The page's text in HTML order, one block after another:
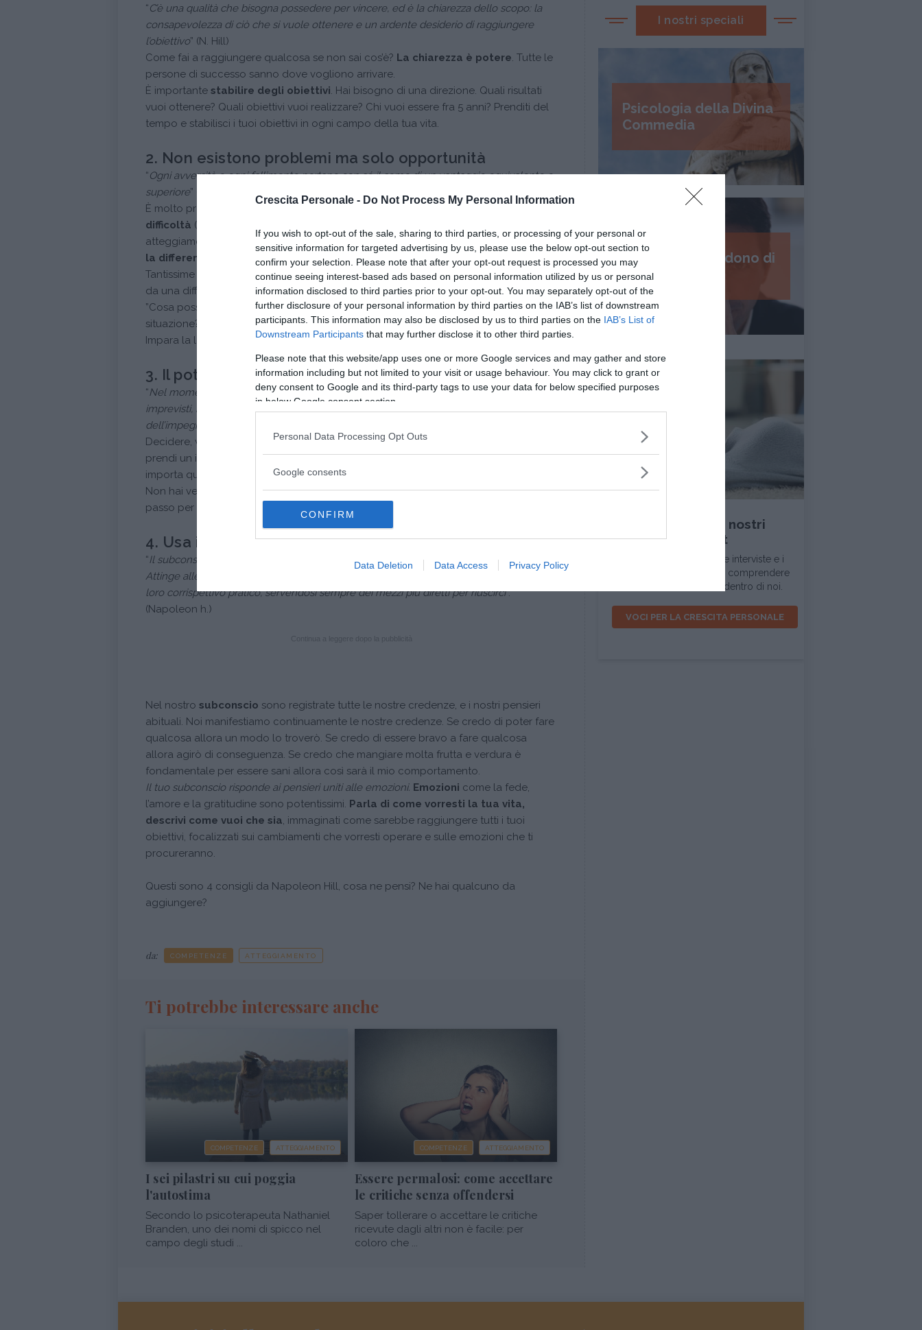
Crescita Personale - Do Not Process My Personal Information
If you wish to opt-out of the sale, sharing to third parties, or processing of your personal or
sensitive information for targeted advertising by us, please use the below opt-out section to
confirm your selection. Please note that after your opt-out request is processed you may
continue seeing interest-based ads based on personal information utilized by us or personal
information disclosed to third parties prior to your opt-out. You may separately opt-out of the
further disclosure of your personal information by third parties on the IAB’s list of downstream
participants. This information may also be disclosed by us to third parties on the IAB’s List of
Downstream Participants that may further disclose it to other third parties.
Please note that this website/app uses one or more Google services and may gather and store
information including but not limited to your visit or usage behaviour. You may click to grant or
deny consent to Google and its third-party tags to use your data for below specified purposes
in below Google consent section.
Personal Data Processing Opt Outs
Google consents
CONFIRM
Data Deletion Data Access Privacy Policy
“C’è una qualità che bisogna possedere per vincere, ed è la chiarezza dello scopo: la
consapevolezza di ciò che si vuole ottenere e un ardente desiderio di raggiungere
l’obiettivo” (N. Hill)
Come fai a raggiungere qualcosa se non sai cos’è? La chiarezza è potere. Tutte le
persone di successo sanno dove vogliono arrivare.
È importante stabilire degli obiettivi. Hai bisogno di una direzione. Quali risultati
vuoi ottenere? Quali obiettivi vuoi realizzare? Chi vuoi essere fra 5 anni? Prenditi del
tempo e stabilisci i tuoi obiettivi in ogni campo della tua vita.
2. Non esistono problemi ma solo opportunità
“Ogni avversità e ogni fallimento portano con sé il seme di un vantaggio equivalente o
superiore” (N. Hill).
È molto probabile che, prima di raggiungere i tuoi obiettivi, incontrerai delle
difficoltà (opportunità mascherate). Davanti a delle sfide è sempre il tuo
atteggiamento che conta. Davanti a delle difficoltà è il tuo modo di reagire che fa
la differenza
. Essendo tenaci si diventa vincenti.
Tantissime persone prima di trasformare i loro sogni in realtà sono dovute passare
da una difficoltà ad un'altra. La sfida è continuare. Davanti ad un problema chiediti:
”Cosa posso imparare da questa situazione?”, “quali opportunità ci sono in questa
situazione?”.
Impara la lezione e vai avanti!!!
3. Il potere delle decisioni
“Nel momento che ti impegni e smetti di trattenerti, tutta una serie di avvenimenti
imprevisti, incontri ed assistenza materiale sorgeranno ad aiutarti. Il semplice gesto
dell’impegnarsi è una potente
Decidere, vuol dire
recidere(tagliare fuori) tutte le altre possibilità. Quando decidi e
prendi un impegno con te stesso entri nell’atteggiamento mentale del: ”Non mi
importa quanto sia difficile, faccio tutto ciò che è necessario”.
Non hai veramente deciso fino a quando non fai il primo passo. Qual è il primo
passo per raggiungere i tuoi obiettivi? Bene, fallo adesso!!!
4. Usa il subconscio a tuo favore
“Il subconscio registra ogni impulso che arriva alla mente attraverso i cinque sensi.
Attinge alle forze dell’Intelligenza Infinita per trasformare volontariamente i desideri nel
loro corrispettivo pratico, servendosi sempre dei mezzi più diretti per riuscirci”.
(Napoleon h.)
Nel nostro subconscio sono registrate tutte le nostre credenze, e i nostri pensieri
abituali. Noi manifestiamo continuamente le nostre credenze. Se credo di poter fare
qualcosa allora un modo lo troverò. Se credo di essere bravo a fare qualcosa
allora agirò di conseguenza. Se credo che mangiare molta frutta e verdura è
fondamentale per essere sani allora così sarà il mio comportamento.
Il tuo subconscio risponde ai pensieri uniti alle emozioni. Emozioni come la fede,
l’amore e la gratitudine sono potentissimi. Parla di come vorresti la tua vita,
descrivi come vuoi che sia, immaginati come sarebbe raggiungere tutti i tuoi
obiettivi, focalizzati sui cambiamenti che vorresti operare e sulle emozioni che ti
procureranno.
Questi sono 4 consigli da Napoleon Hill, cosa ne pensi? Ne hai qualcuno da
aggiungere?
da: COMPETENZE ATTEGGIAMENTO
Ti potrebbe interessare anche
COMPETENZE ATTEGGIAMENTO
I sei pilastri su cui poggia
l'autostima
Secondo lo psicoterapeuta Nathaniel
Branden, uno dei nomi di spicco nel
campo degli studi ...
COMPETENZE ATTEGGIAMENTO
Essere permalosi: come accettare
le critiche senza offendersi
Saper tollerare o accettare le critiche
ricevute dagli altri non è facile: per
coloro che ...
I nostri speciali
Psicologia della Divina
Commedia
I 7 passi del perdono di
Daniel Lumera
INTERVISTA
Ascolta tutti i nostri
podcast
In questa sezione trovi le interviste e i
dialoghi d'ispirazione per comprendere
la realtà intorno a noi e dentro di noi.
VOCI PER LA CRESCITA PERSONALE